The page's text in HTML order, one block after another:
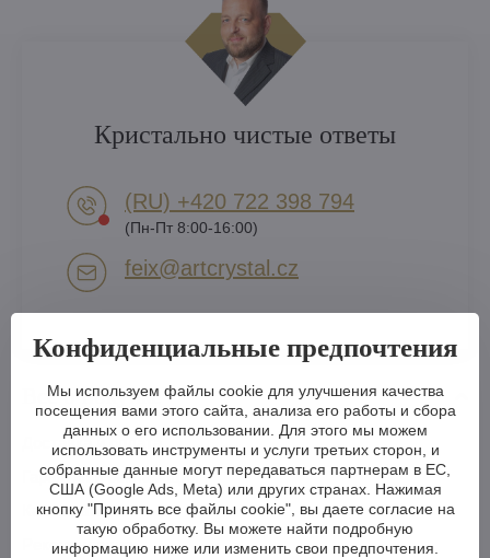
Все о покупке
Доставка и оплата
Гарантия и рекламации
Как оплатить
Pекомендация
Кристально чистые ответы
(RU) +420 722 398 794​
(Пн-Пт 8:00-16:00)
feix​@artcrystal​.cz
Конфиденциальные предпочтения
Мы используем файлы cookie для улучшения качества
посещения вами этого сайта, анализа его работы и сбора
данных о его использовании. Для этого мы можем
использовать инструменты и услуги третьих сторон, и
собранные данные могут передаваться партнерам в ЕС,
США (Google Ads, Meta) или других странах. Нажимая
кнопку "Принять все файлы cookie", вы даете согласие на
такую обработку. Вы можете найти подробную
информацию ниже или изменить свои предпочтения.